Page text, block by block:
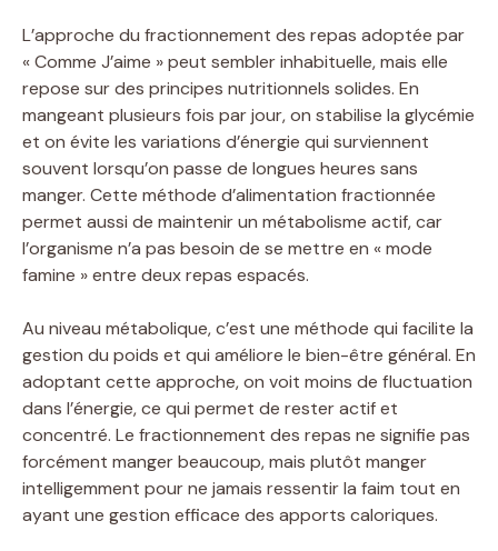
L’approche du fractionnement des repas adoptée par
« Comme J’aime » peut sembler inhabituelle, mais elle
repose sur des principes nutritionnels solides. En
mangeant plusieurs fois par jour, on stabilise la glycémie
et on évite les variations d’énergie qui surviennent
souvent lorsqu’on passe de longues heures sans
manger. Cette méthode d’alimentation fractionnée
permet aussi de maintenir un métabolisme actif, car
l’organisme n’a pas besoin de se mettre en « mode
famine » entre deux repas espacés.
Au niveau métabolique, c’est une méthode qui facilite la
gestion du poids et qui améliore le bien-être général. En
adoptant cette approche, on voit moins de fluctuation
dans l’énergie, ce qui permet de rester actif et
concentré. Le fractionnement des repas ne signifie pas
forcément manger beaucoup, mais plutôt manger
intelligemment pour ne jamais ressentir la faim tout en
ayant une gestion efficace des apports caloriques.